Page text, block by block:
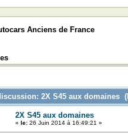
Anciens de France
2X S45 aux domaines
2X S45 aux domaines
« le:26 Juin 2014 à 16:49:21 »